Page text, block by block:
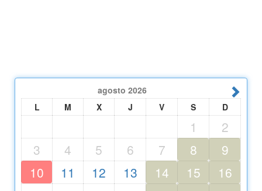
agosto 2026
L
M X J V S D
1
2
3
4 5 6 7 8
9
10
11 12 13 14 15
16